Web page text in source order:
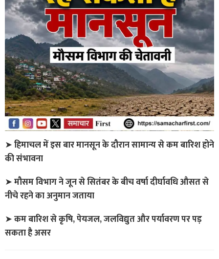
➤हिमाचल में इस बार मानसून के दौरान सामान्य से कम बारिश होने
की संभावना
➤मौसम विभाग ने जून से सितंबर के बीच वर्षा दीर्घावधि औसत से
नीचे रहने का अनुमान जताया
➤कम बारिश से कृषि, पेयजल, जलविद्युत और पर्यावरण पर पड़
सकता है असर